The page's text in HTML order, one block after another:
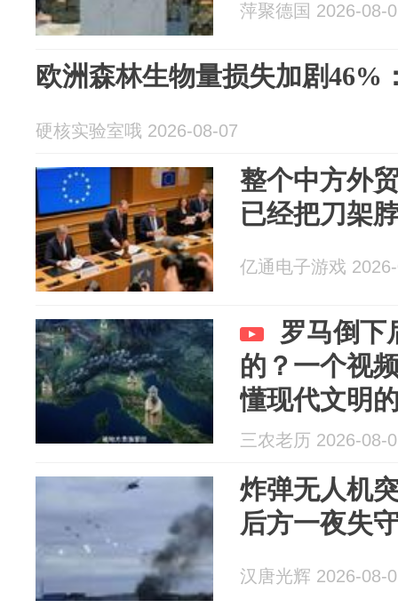
萍聚德国 2026-08-
欧洲森林生物量损失加剧46%
硬核实验室哦 2026-08-07
整个中方外
已经把刀架
亿通电子游戏
罗马倒下
的？一个视
懂现代文明
三农老历 2026-08-
炸弹无人机
后方一夜失
汉唐光辉 2026-08-